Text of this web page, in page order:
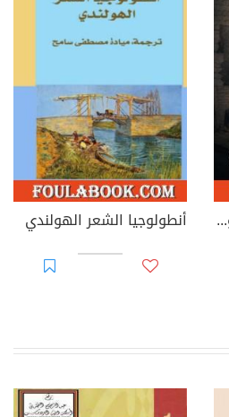
الذين كتبوا ولم يُسمع صوتهم أنطولوجيا الشعر الهولندي